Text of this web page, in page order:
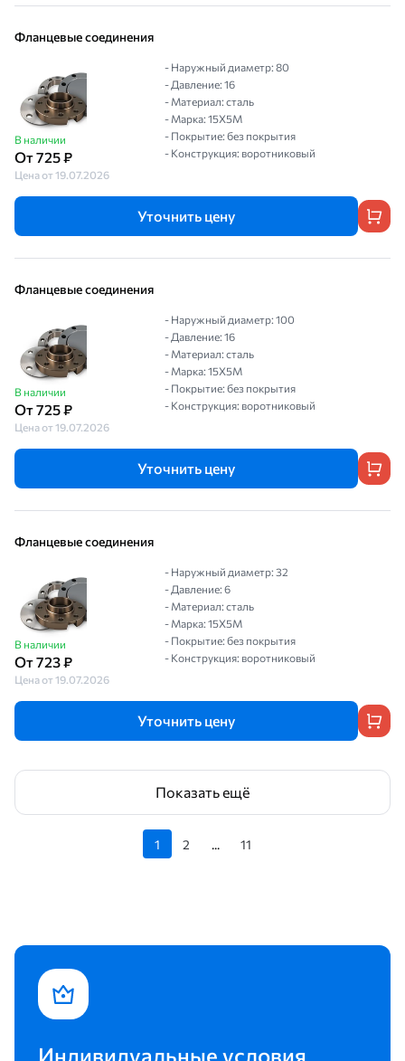
Фланцевые соединения
В наличии
От 725 ₽
Цена от 19.07.2026
- Наружный диаметр: 80
- Давление: 16
- Материал: сталь
- Марка: 15Х5М
- Покрытие: без покрытия
- Конструкция: воротниковый
Уточнить цену
Фланцевые соединения
В наличии
От 725 ₽
Цена от 19.07.2026
- Наружный диаметр: 100
- Давление: 16
- Материал: сталь
- Марка: 15Х5М
- Покрытие: без покрытия
- Конструкция: воротниковый
Уточнить цену
Фланцевые соединения
В наличии
От 723 ₽
Цена от 19.07.2026
- Наружный диаметр: 32
- Давление: 6
- Материал: сталь
- Марка: 15Х5М
- Покрытие: без покрытия
- Конструкция: воротниковый
Уточнить цену
Показать ещё
1 2 ... 11
Индивидуальные условия